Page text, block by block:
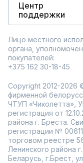
Центр
поддержки
Лицо местного
органа,
покупателей:
+375 162 30-18-45
Copyright 2012-2026
фирменной
ЧТУП «Чиколетта»,
регистрация от
района г. Бреста.
регистрации №
торговом реестре
Ленинского района
Беларусь, г.Брест,